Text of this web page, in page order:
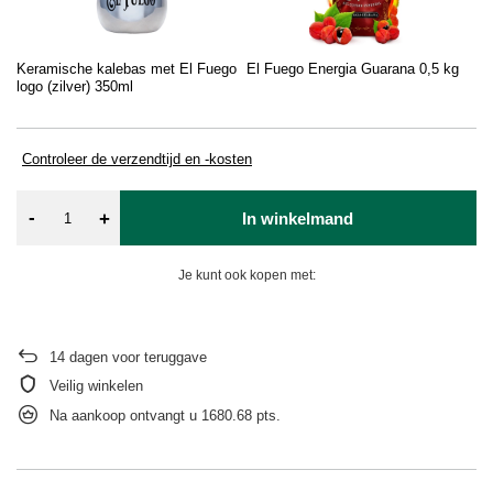
Keramische kalebas met El Fuego
logo (zilver) 350ml
El Fuego Energia Guarana 0,5 kg
Controleer de verzendtijd en -kosten
- + In winkelmand
Je kunt ook kopen met:
14 dagen voor teruggave
Veilig winkelen
Na aankoop ontvangt u 1680.68 pts.